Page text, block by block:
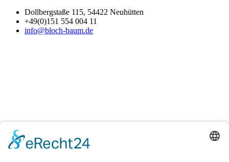
Dollbergstaße 115, 54422 Neuhütten
+49(0)151 554 004 11
info@bloch-baum.de
@bloch_gesamtkonzeptbaum
Bloch Gesamtkonzeptbaum